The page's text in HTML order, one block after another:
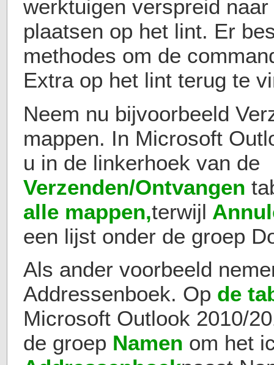
werktuigen verspreid
plaatsen op het lint. Er
methodes om de
Extra op het lint terug te
Neem nu bijvoorbeeld
mappen. In Microsoft
u in de linkerhoek van de
Verzenden/Ontvangen
alle mappen,terwijl
een lijst onder de groep
Als ander voorbeeld
Addressenboek. Op de
Microsoft Outlook 2010/
de groep Namen om het